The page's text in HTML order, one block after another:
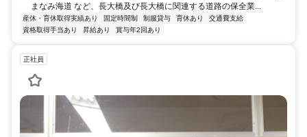
まなみ海道 など、長大橋及び長大橋に関連する道路の保全業...
産休・育休取得実績あり 固定時間制 制服貸与 育休あり
交通費支給
資格取得手当あり
昇給あり 賞与年2回あり
正社員